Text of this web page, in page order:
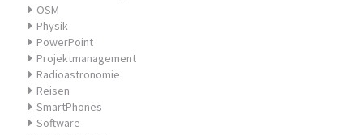
OSM
Physik
PowerPoint
Projektmanagement
Radioastronomie
Reisen
SmartPhones
Software